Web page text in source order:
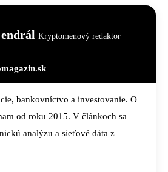
Kryptomenový redaktor
bankovníctvo a investovanie. O
od roku 2015. V článkoch sa
analýzu a sieťové dáta z